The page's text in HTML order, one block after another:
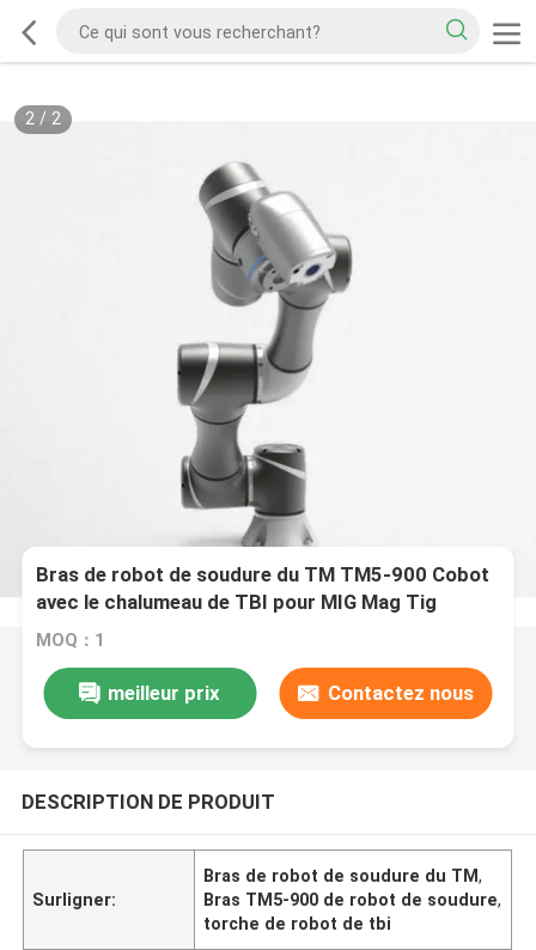
2/ 2
Bras de robot de soudure du TM TM5-900 Cobot
avec le chalumeau de TBI pour MIG Mag Tig
Welding Solution
MOQ：1
meilleur prix Contactez nous
DESCRIPTION DE PRODUIT
Surligner:
Bras de robot de soudure du TM,
Bras TM5-900 de robot de soudure,
torche de robot de tbi